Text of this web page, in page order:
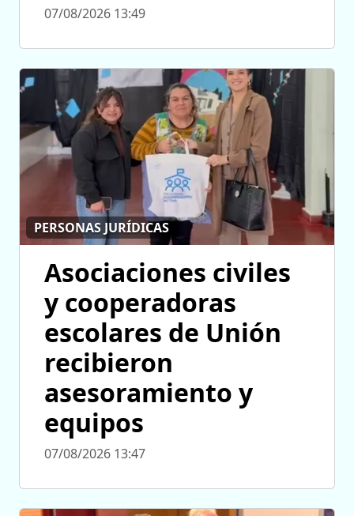
07/08/2026 13:49
PERSONAS JURÍDICAS
Asociaciones civiles
y cooperadoras
escolares de Unión
recibieron
asesoramiento y
equipos
07/08/2026 13:47